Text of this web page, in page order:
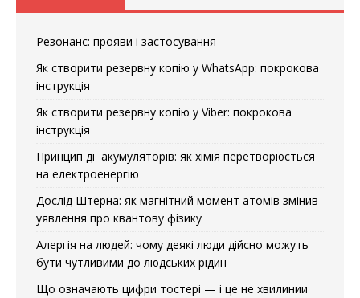
Резонанс: прояви і застосування
Як створити резервну копію у WhatsApp: покрокова
інструкція
Як створити резервну копію у Viber: покрокова
інструкція
Принцип дії акумуляторів: як хімія перетворюється
на електроенергію
Дослід Штерна: як магнітний момент атомів змінив
уявлення про квантову фізику
Алергія на людей: чому деякі люди дійсно можуть
бути чутливими до людських рідин
Що означають цифри тостері — і це не хвилинии